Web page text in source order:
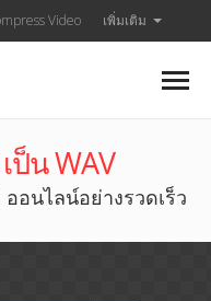
Video เพิ่มเติม
ป็น WAV
ออนไลน์อย่างรวดเร็ว